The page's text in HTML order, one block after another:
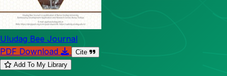
Uludag Bee Journal
PDF Download
Cite
Add To My Library